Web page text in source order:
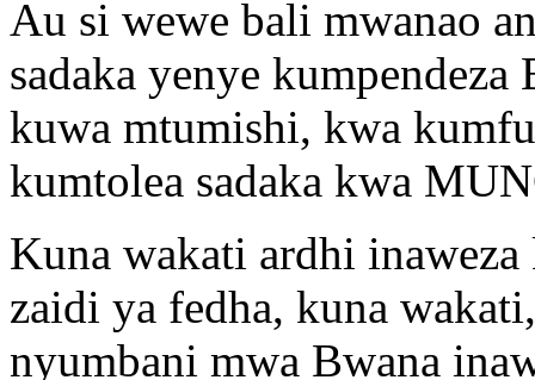
Au si wewe bali mwanao
sadaka yenye
kuwa mtumishi, kwa
kumtolea sadaka kwa
Kuna wakati ardhi
zaidi ya fedha, kuna
nyumbani mwa Bwana